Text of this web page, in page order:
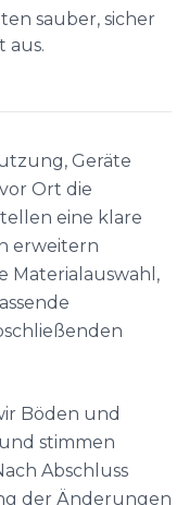
sauber, sicher
aus.
Geräte
Ort die
eine klare
erweitern
Materialauswahl,
Böden und
stimmen
Abschluss
der Änderungen